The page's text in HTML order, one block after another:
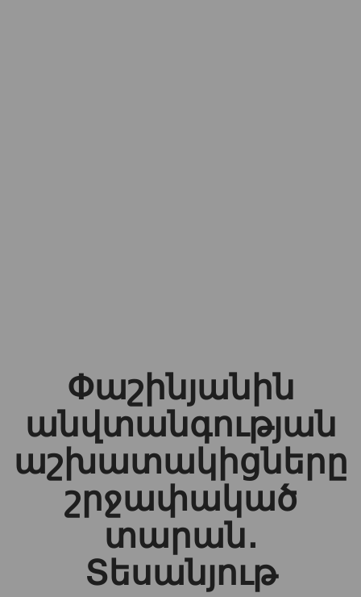
Փաշինյանին
անվտանգության
աշխատակիցները
շրջափակած
տարան․
Տեսանյութ